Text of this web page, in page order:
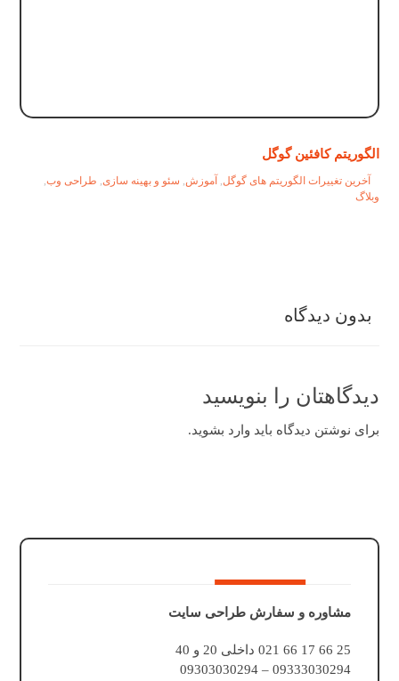
الگوریتم کافئین گوگل
آخرین تغییرات الگوریتم های گوگل ,آموزش سئو و بهینه سازی طراحی وب
وبلاگ
بدون دیدگاه
دیدگاهتان را بنویسید
برای نوشتن دیدگاه باید وارد بشوید.
مشاوره و سفارش طراحی سایت
25 66 17 66 021 داخلی 20 و 40
09333030294 – 09303030294